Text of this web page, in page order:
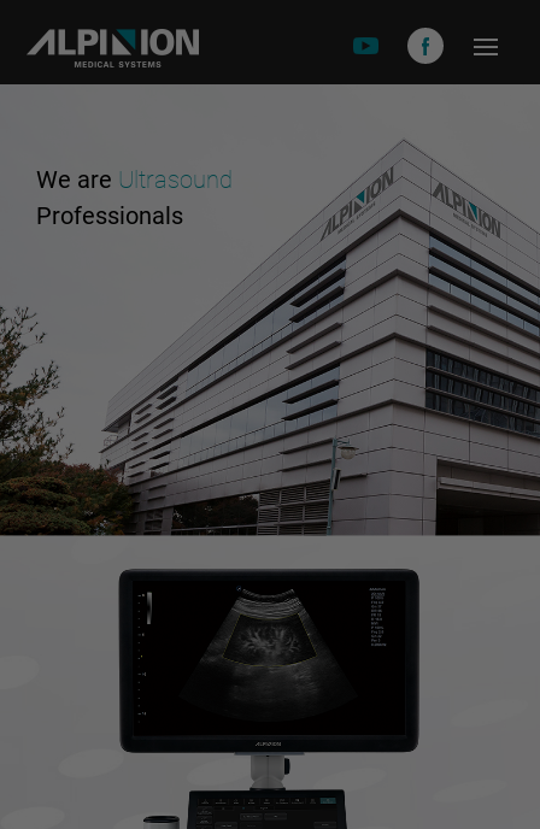
關於安倍影
產品介紹
X-CUBE i9
X-CUBE i8
E-CUEB 8 Series
minisono
活動資訊
We are Ultrasound
Professionals